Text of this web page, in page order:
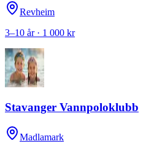
Revheim
3–10 år · 1 000 kr
Stavanger Vannpoloklubb
Madlamark